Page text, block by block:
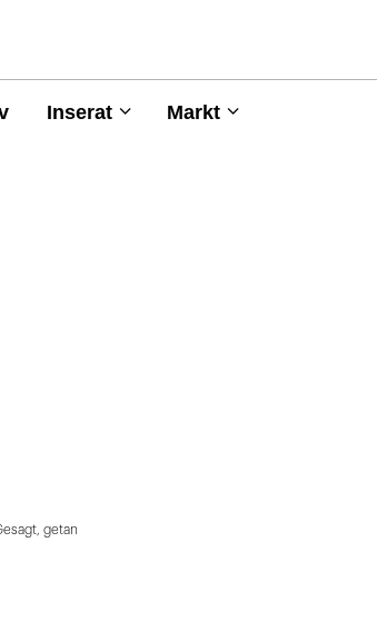
Inserat Markt
getan